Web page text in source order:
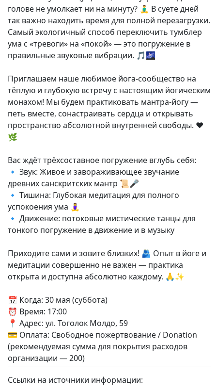
голове не умолкает ни на минуту? 🧘‍♂️ В суете дней
так важно находить время для полной перезагрузки.
Самый экологичный способ переключить тумблер
ума с «тревоги» на «покой» — это погружение в
правильные звуковые вибрации. 🎵🌌
Приглашаем наше любимое йога-сообщество на
тёплую и глубокую встречу с настоящим йогическим
монахом! Мы будем практиковать мантра-йогу —
петь вместе, сонастраивать сердца и открывать
пространство абсолютной внутренней свободы. ❤️
🌿
Вас ждёт трёхсоставное погружение вглубь себя:
🔹 Звук: Живое и завораживающее звучание
древних санскритских мантр 📜🎤
🔹 Тишина: Глубокая медитация для полного
успокоения ума 🧘‍♀️
🔹 Движение: потоковые мистические танцы для
тонкого погружение в движение и в музыку
Приходите сами и зовите близких! 🫂 Опыт в йоге и
медитации совершенно не важен — практика
открыта и доступна абсолютно каждому. 🙏✨
📅 Когда: 30 мая (суббота)
⏰ Время: 17:00
📍 Адрес: ул. Тоголок Молдо, 59
💳 Оплата: Свободное пожертвование / Donation
(рекомендуемая сумма для покрытия расходов
организации — 200)
Ссылки на источники информации: